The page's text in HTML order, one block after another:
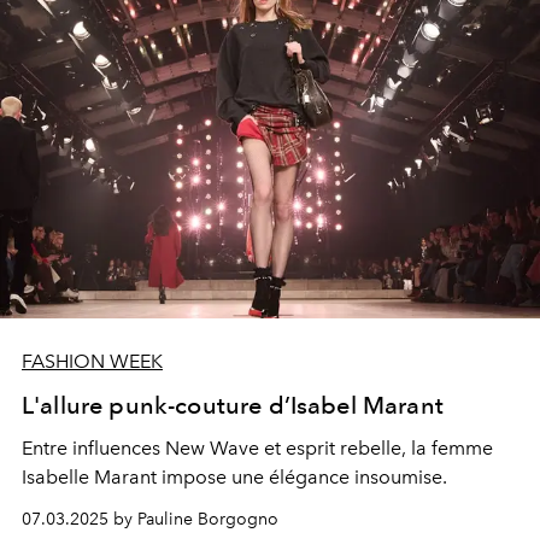
FASHION WEEK
L'allure punk-couture d’Isabel Marant
Entre influences New Wave et esprit rebelle, la femme
Isabelle Marant impose une élégance insoumise.
07.03.2025 by Pauline Borgogno